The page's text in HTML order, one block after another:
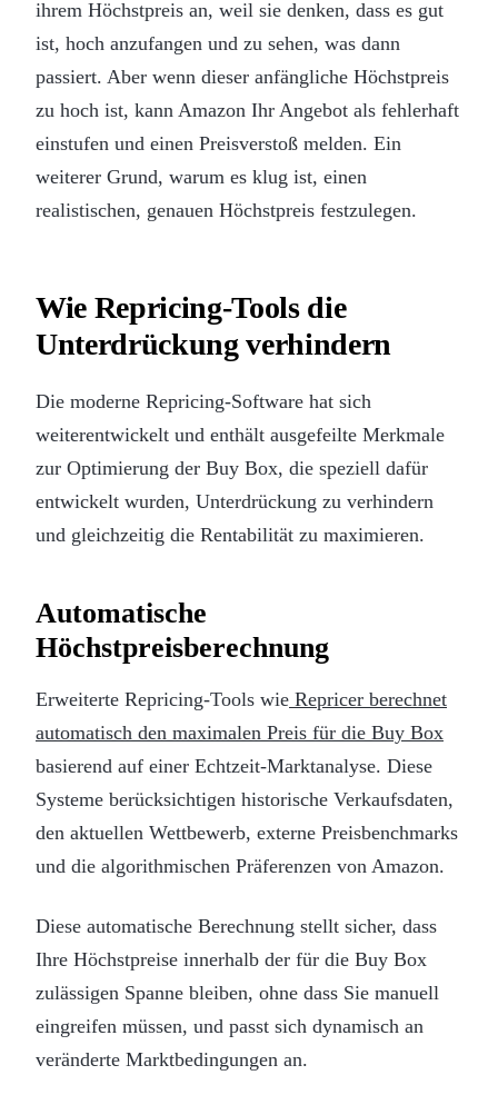
ihrem Höchstpreis an, weil sie denken, dass es gut
ist, hoch anzufangen und zu sehen, was dann
passiert. Aber wenn dieser anfängliche Höchstpreis
zu hoch ist, kann Amazon Ihr Angebot als fehlerhaft
einstufen und einen Preisverstoß melden. Ein
weiterer Grund, warum es klug ist, einen
realistischen, genauen Höchstpreis festzulegen.
Wie Repricing-Tools die
Unterdrückung verhindern
Die moderne Repricing-Software hat sich
weiterentwickelt und enthält ausgefeilte Merkmale
zur Optimierung der Buy Box, die speziell dafür
entwickelt wurden, Unterdrückung zu verhindern
und gleichzeitig die Rentabilität zu maximieren.
Automatische
Höchstpreisberechnung
Erweiterte Repricing-Tools wie Repricer berechnet
automatisch den maximalen Preis für die Buy Box
basierend auf einer Echtzeit-Marktanalyse. Diese
Systeme berücksichtigen historische Verkaufsdaten,
den aktuellen Wettbewerb, externe Preisbenchmarks
und die algorithmischen Präferenzen von Amazon.
Diese automatische Berechnung stellt sicher, dass
Ihre Höchstpreise innerhalb der für die Buy Box
zulässigen Spanne bleiben, ohne dass Sie manuell
eingreifen müssen, und passt sich dynamisch an
veränderte Marktbedingungen an.